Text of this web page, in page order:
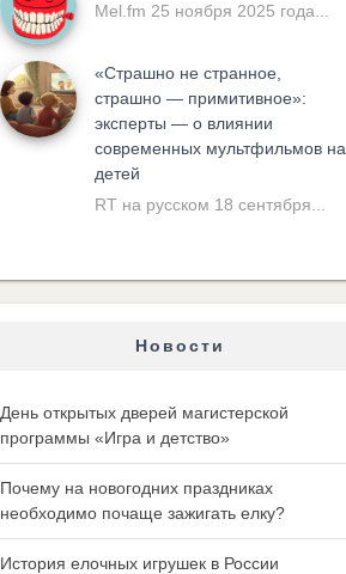
Mel.fm 25 ноября 2025 года...
«Cтрашно не странное,
страшно — примитивное»:
эксперты — о влиянии
современных мультфильмов на
детей
RT на русском 18 сентября...
Новости
День открытых дверей магистерской
программы «Игра и детство»
Почему на новогодних праздниках
необходимо почаще зажигать елку?
История елочных игрушек в России